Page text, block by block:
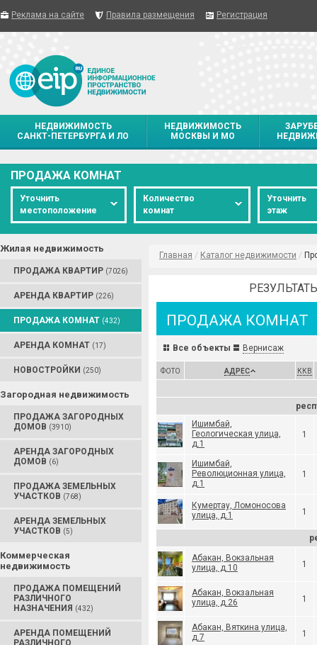
Реклама на сайте Правила размещения Регистрация
НЕДВИЖИМОСТЬ
САНКТ-ПЕТЕРБУРГА И ЛО
НЕДВИЖИМОСТЬ
МОСКВЫ И МО
ПРОДАЖА КОМНАТ
Уточнить
местоположение
Количество
комнат
Уточнить
этаж
Жилая недвижимость
ПРОДАЖА КВАРТИР (7026)
АРЕНДА КВАРТИР (226)
ПРОДАЖА КОМНАТ (432)
АРЕНДА КОМНАТ (17)
НОВОСТРОЙКИ (250)
Загородная недвижимость
ПРОДАЖА ЗАГОРОДНЫХ
ДОМОВ (3910)
АРЕНДА ЗАГОРОДНЫХ
ДОМОВ (6)
ПРОДАЖА ЗЕМЕЛЬНЫХ
УЧАСТКОВ (768)
АРЕНДА ЗЕМЕЛЬНЫХ
УЧАСТКОВ (5)
Коммерческая
недвижимость
ПРОДАЖА ПОМЕЩЕНИЙ
РАЗЛИЧНОГО
НАЗНАЧЕНИЯ (432)
АРЕНДА ПОМЕЩЕНИЙ
РАЗЛИЧНОГО
Главная / Каталог недвижимости /
ПРОДАЖА КОМНАТ
Все объекты Вернисаж
ФОТО АДРЕС ККВ
Ишимбай,
Геологическая улица,
д.1
1
Ишимбай,
Революционная улица,
д.1
1
Кумертау, Ломоносова
улица, д.1
1
Абакан, Вокзальная
улица, д.10
1
Абакан, Вокзальная
улица, д.26
1
Абакан, Вяткина улица,
д.7
1